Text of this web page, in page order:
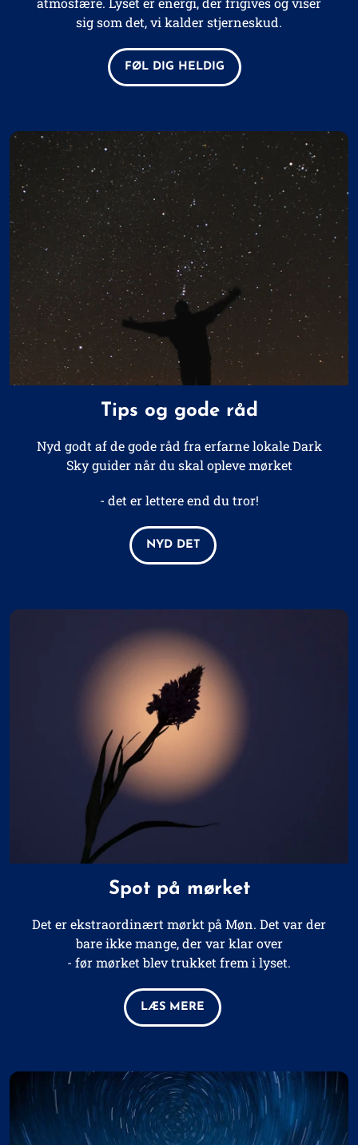
sig som det, vi kalder stjerneskud.
FØL DIG HELDIG
Tips og gode råd
Nyd godt af de gode råd fra erfarne lokale Dark
Sky guider når du skal opleve mørket
- det er lettere end du tror!
NYD DET
Spot på mørket
Det er ekstraordinært mørkt på Møn. Det var der
bare ikke mange, der var klar over
- førmørket blev trukket frem i lyset.
LÆS MERE